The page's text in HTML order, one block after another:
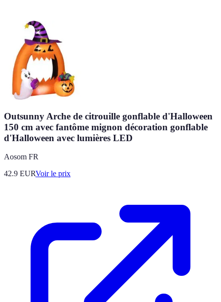
Outsunny Arche de citrouille gonflable d'Halloween
150 cm avec fantôme mignon décoration gonflable
d'Halloween avec lumières LED
Aosom FR
42.9 EURVoir le prix